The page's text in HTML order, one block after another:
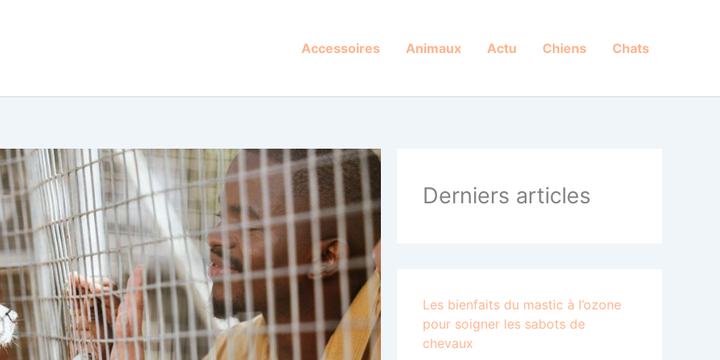
Accessoires Animaux Actu Chiens Chats
Derniers articles
Les bienfaits du mastic à l’ozone
pour soigner les sabots de
chevaux